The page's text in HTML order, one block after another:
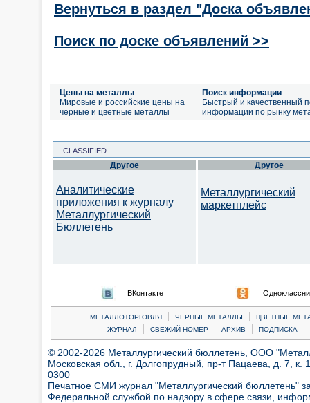
Вернуться в раздел "Доска
Поиск по доске объявлений >>
Цены на металлы
Мировые и российские цены на
черные и цветные металлы
Поиск информации
Быстрый и качественный
информации по рынку
CLASSIFIED
Другое
Аналитические
приложения к журналу
Металлургический
Бюллетень
Другое
Металлургический
маркетплейс
ВКонтакте
МЕТАЛЛОТОРГОВЛЯ | ЧЕРНЫЕ МЕТАЛЛЫ |
ЦВЕТНЫЕ
ЖУРНАЛ
| СВЕЖИЙ НОМЕР | АРХИВ | ПОДПИСКА |
© 2002-2026 Металлургический бюллетень, ООО
Московская обл., г. Долгопрудный, пр-т Пацаева, д. 7,
0300
Печатное СМИ журнал "Металлургический бюллетень"
Федеральной службой по надзору в сфере связи,